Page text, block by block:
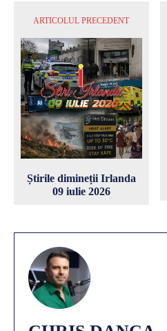
ARTICOLUL PRECEDENT
Știrile dimineții Irlanda
09 iulie 2026